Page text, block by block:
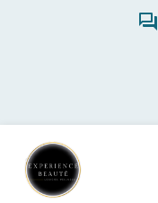
forum